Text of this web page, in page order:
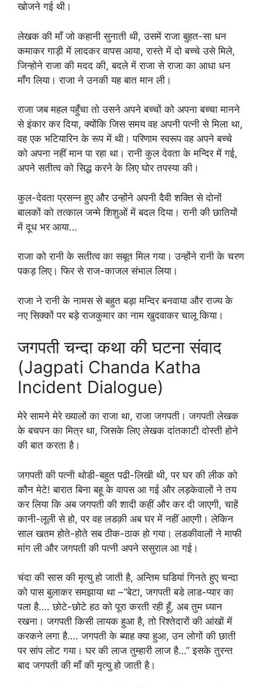
खोजने गई थी।
लेखक की माँ जो कहानी सुनाती थी, उसमें राजा बुहत-सा धन
कमाकर गाड़ी में लादकर वापस आया, रास्ते में दो बच्चे उसे मिले,
जिन्होने राजा की मदद की, बदले में राजा से राजा का आधा धन
माँग लिया। राजा ने उनकी यह बात मान ली।
राजा जब महल पहुँचा तो उसने अपने बच्चों को अपना बच्चा मानने
से इंकार कर दिया, क्योंकि जिस समय वह अपनी पत्नी से मिला था,
वह एक भटियारिन के रूप में थी। परिणाम स्वरूप वह अपने बच्चे
को अपना नहीं मान पा रहा था। रानी कुल देवता के मन्दिर में गई,
अपने सतीत्व को सिद्ध करने के लिए घोर तपस्या की।
कुल-देवता प्रसन्न हुए और उन्होंने अपनी दैवी शक्ति से दोनों
बालकों को तत्काल जन्मे शिशुओं में बदल दिया। रानी की छातियों
में दूध भर आया…
राजा को रानी के सतीत्व का सबूत मिल गया। उन्होंने रानी के चरण
पकड़ लिए। फिर से राज-काजल संभाल लिया।
राजा ने रानी के नामस से बहुत बड़ा मन्दिर बनवाया और राज्य के
नए सिक्कों पर बड़े राजकुमार का नाम खुदवाकर चालू किया।
जगपती चन्दा कथा की घटना संवाद
(Jagpati Chanda Katha
Incident Dialogue)
मेरे सामने मेरे ख्यालों का राजा था, राजा जगपती। जगपती लेखक
के बचपन का मित्र था, जिसके लिए लेखक दांतकाटी दोस्ती होने
की बात करता है।
जगपती की पत्नी थोडी-बहुत पढी-लिखी थी, पर घर की लीक को
कौन मेटे! बारात बिना बहू के वापस आ गई और लड़केवालों ने तय
कर लिया कि अब जगपती की शादी कहीं और कर दी जाएगी, चाहें
कानी-लूली से हो, पर वह लडक़ी अब घर में नहीं आएगी। लेकिन
साल खतम होते-होते सब ठीक-ठाक हो गया। लडकीवालों ने माफी
मांग ली और जगपती की पत्नी अपने ससुराल आ गई।
चंदा की सास की मृत्यु हो जाती है, अन्तिम घडियां गिनते हुए चन्दा
को पास बुलाकर समझाया था –“बेटा, जगपती बडे लाड-प्यार का
पला है…. छोटे-छोटे हठ को पूरा करती रही हूँ, अब तुम ध्यान
रखना। जगपती किसी लायक हुआ है, तो रिश्तेदारों की आंखों में
करकने लगा है…. जगपती के ब्याह क्या हुआ, उन लोगों की छाती
पर सांप लोट गया। घर की लाज तुम्हारी लाज है…” इसके तुरन्त
बाद जगपती की माँ की मृत्यु हो जाती है।